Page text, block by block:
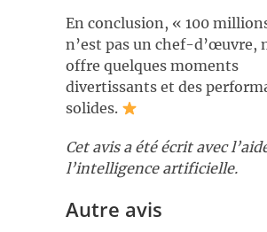
En conclusion, « 100
n’est pas un chef-d’œuvre,
offre quelques moments
divertissants et des
solides.
Cet avis a été écrit avec
l’intelligence artificielle.
Autre avis